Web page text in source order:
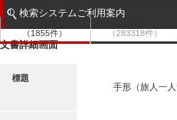
階層検索
検索システムご利用案内
検索システムの利用について
（1855件）
（283318件）
文書詳細画面
標題
手形（旅人一人